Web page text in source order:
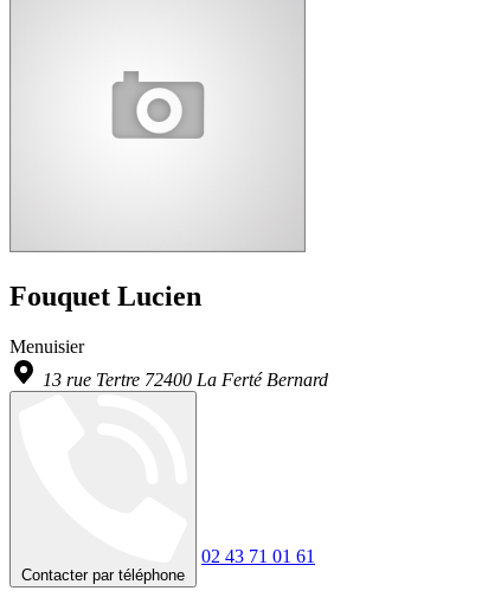
Fouquet Lucien
Menuisier
13 rue Tertre 72400 La Ferté Bernard
Contacter par téléphone
02 43 71 01 61